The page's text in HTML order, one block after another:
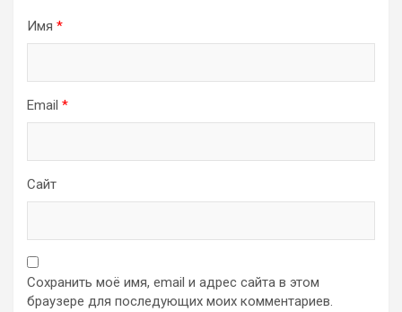
Имя *
Email *
Сайт
Сохранить моё имя, email и адрес сайта в этом
браузере для последующих моих комментариев.